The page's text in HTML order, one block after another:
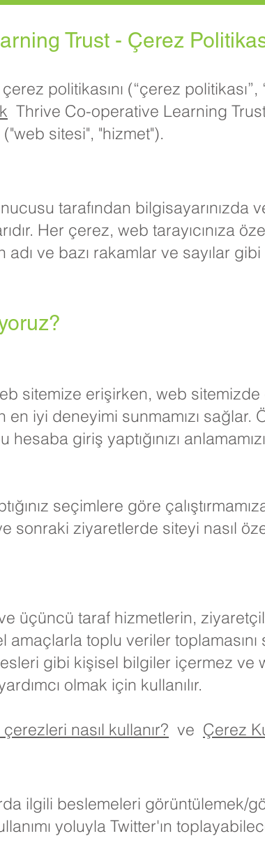
Trust - Çerez
politikasını (“çerez
Thrive Co-operative Learning
sitesi", "hizmet").
tarafından bilgisayarınızda
Her çerez, web tarayıcınıza
adı ve bazı rakamlar ve sayılar
sitemize erişirken, web
en iyi deneyimi sunmamızı
giriş yaptığınızı
seçimlere göre
ve sonraki ziyaretlerde siteyi nasıl
üçüncü taraf hizmetlerin,
amaçlarla toplu veriler toplamasını
gibi kişisel bilgiler içermez ve
olmak için kullanılır.
nasıl kullanır? ve Çerez
ilgili beslemeleri görüntülemek/
yoluyla Twitter'ın